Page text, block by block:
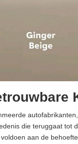
die teruggaat tot
aan de